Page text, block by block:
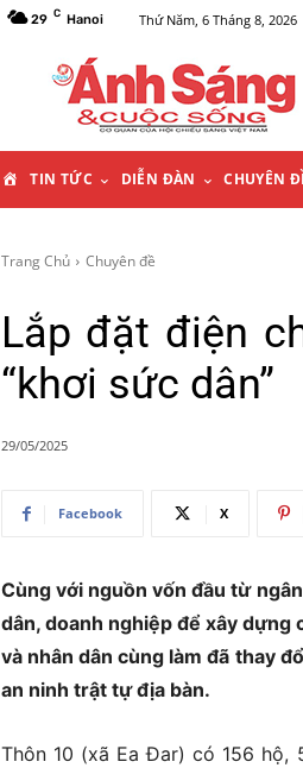
29 C Hanoi Thứ Năm, 6 Tháng 8, 2026
N
H
Ủ
TIN TỨC DIỄN ĐÀN CHUYÊN
Trang Chủ Chuyên đề
Lắp đặt điện
“khơi sức dân”
29/05/2025
Facebook X
Cùng với nguồn vốn đầu từ
dân, doanh nghiệp để xây
và nhân dân cùng làm đã thay
an ninh trật tự địa bàn.
Thôn 10 (xã Ea Đar) có 156